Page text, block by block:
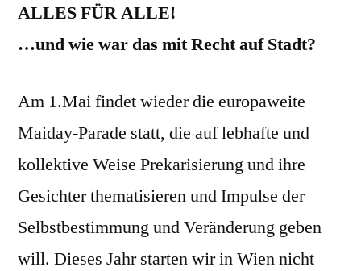
ALLES FÜR ALLE!
…und wie war das mit Recht auf Stadt?
Am 1.Mai findet wieder die europaweite
Maiday-Parade statt, die auf lebhafte und
kollektive Weise Prekarisierung und ihre
Gesichter thematisieren und Impulse der
Selbstbestimmung und Veränderung geben
will. Dieses Jahr starten wir in Wien nicht